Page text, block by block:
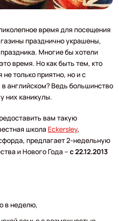
время для посещения
празднично украшены,
Многие бы хотели
время. Но как быть тем, кто
только приятно, но и с
в английском? Ведь большинство
них каникулы.
вам такую
школа Eckersley,
предлагает 2-недельную
и Нового Года – с 22.12.2013
в неделю,